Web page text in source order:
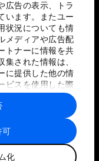
広告の表示、トラ
います。またユー
状況についても情
メディアや広告配
トナーに情報を共
された情報は、
に提供した他の情
ビスを使用した際
合わされ、各パー
ことがありま
可
化
用規約